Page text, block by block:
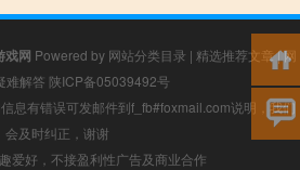
戏网 Powered by 网站分类目录 | 精选推荐文章|网
难解答 陕ICP备05039492号
息有错误可发邮件到f_fb#foxmail.com说明，我们
会及时纠正，谢谢
爱好，不接盈利性广告及商业合作